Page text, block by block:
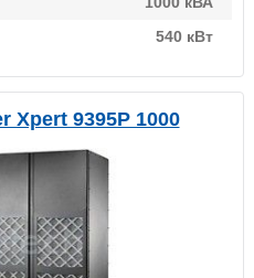
540 кВт
Xpert 9395P 1000